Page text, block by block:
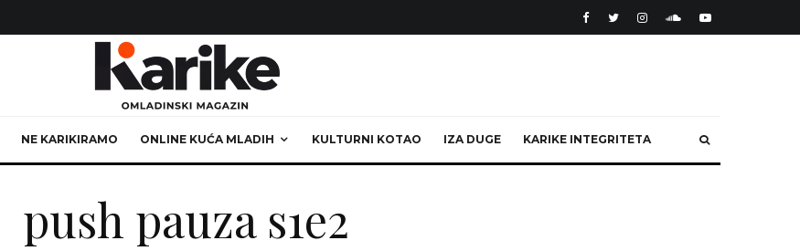
NE KARIKIRAMO ONLINE KUĆA MLADIH KULTURNI KOTAO IZA DUGE KARIKE INTEGRITETA
push pauza s1e2